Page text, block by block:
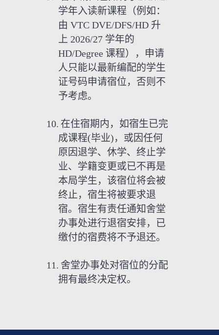
学年入读新课程（例如：
由 VTC DVE/DFS/HD 升
上 2026/27 学年的
HD/Degree 课程），申请
人只能以最新编配的学生
证号码申请宿位，否则不
予考虑。
10. 在住宿期内，如宿生已完
成课程(毕业)，或因任何
原因退学、休学、终止学
业、学籍变更或已不再是
本局学生，该宿位将会被
终止，宿生将被要求退
宿。宿生有责任通知舍堂
办事处进行退宿安排，已
缴付的宿费将不予退还。
11. 舍堂办事处对宿位的分配
拥有最终决定权。